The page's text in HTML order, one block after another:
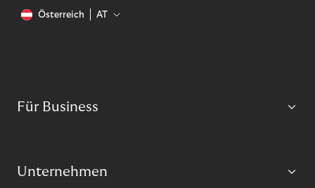
Österreich AT
Für Business
Unternehmen